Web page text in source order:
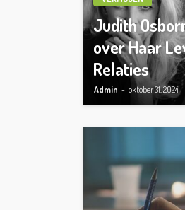
Judith
over Haar
Relaties
Admin oktober 31, 2024